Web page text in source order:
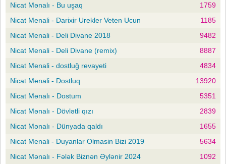
Nicat Mənalı - Bu uşaq
1759
Nicat Menali - Darixir Urekler Veten Ucun
1185
Nicat Menali - Deli Divane 2018
9482
Nicat Menali - Deli Divane (remix)
8887
Nicat Menali - dostluğ revayeti
4834
Nicat Menali - Dostluq
13920
Nicat Mənalı - Dostum
5351
Nicat Mənalı - Dövlətli qızı
2839
Nicat Mənalı - Dünyada qaldı
1655
Nicat Menali - Duyanlar Olmasin Bizi 2019
5634
Nicat Mənalı - Fələk Biznən Əylənir 2024
1092